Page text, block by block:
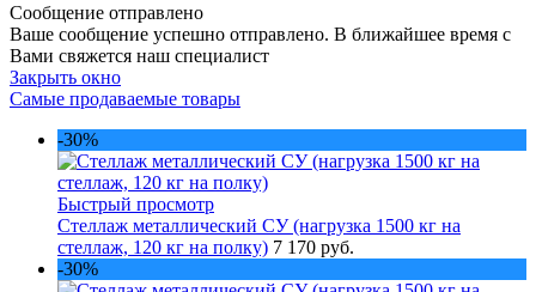
Сообщение отправлено
Ваше сообщение успешно отправлено. В ближайшее время с
Вами свяжется наш специалист
Закрыть окно
Самые продаваемые товары
-30%
Быстрый просмотр
Стеллаж металлический СУ (нагрузка 1500 кг на
стеллаж, 120 кг на полку) 7 170 руб.
-30%